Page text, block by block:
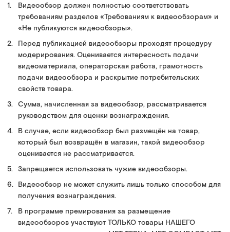
Видеообзор должен полностью соответствовать
требованиям разделов «Требованиям к видеообзорам» и
«Не публикуются видеообзоры».
Перед публикацией видеообзоры проходят процедуру
модерирования. Оценивается интересность подачи
видеоматериала, операторская работа, грамотность
подачи видеообзора и раскрытие потребительских
свойств товара.
Сумма, начисленная за видеообзор, рассматривается
руководством для оценки вознаграждения.
В случае, если видеообзор был размещён на товар,
который был возвращён в магазин, такой видеообзор
оценивается не рассматривается.
Запрещается использовать чужие видеообзоры.
Видеообзор не может служить лишь только способом для
получения вознаграждения.
В программе премирования за размещение
видеообзоров участвуют ТОЛЬКО товары НАШЕГО